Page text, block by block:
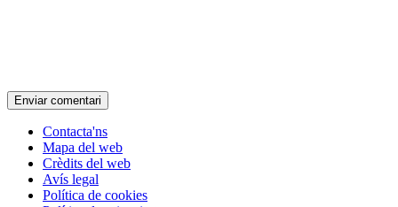
Contacta'ns
Mapa del web
Crèdits del web
Avís legal
Política de cookies